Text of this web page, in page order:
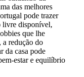
das melhores
pode trazer
livre disponível,
que lhe
a redução do
da casa pode
estar e equilíbrio